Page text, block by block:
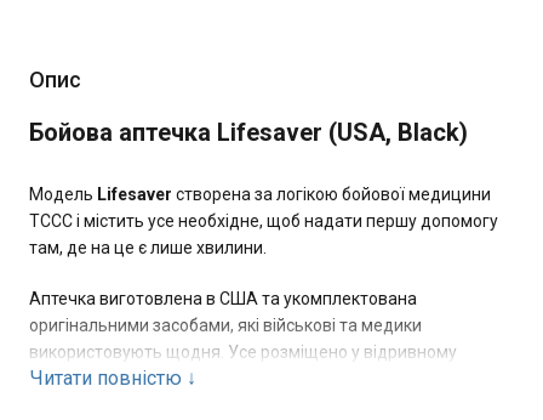
Опис
Бойова аптечка Lifesaver (USA, Black)
Модель Lifesaver створена за логікою бойової медицини
TCCC і містить усе необхідне, щоб надати першу допомогу
там, де на це є лише хвилини.
Аптечка виготовлена в США та укомплектована
оригінальними засобами, які військові та медики
використовують щодня. Усе розміщено у відривному
підсумку формату MOLLE - він швидко знімається і дає
Читати повністю ↓